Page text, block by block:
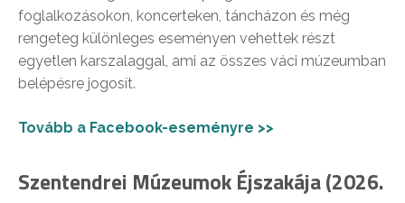
foglalkozásokon, koncerteken, táncházon és még
rengeteg különleges eseményen vehettek részt
egyetlen karszalaggal, ami az összes váci múzeumban
belépésre jogosít.
Tovább a Facebook-eseményre >>
Szentendrei Múzeumok Éjszakája (2026.